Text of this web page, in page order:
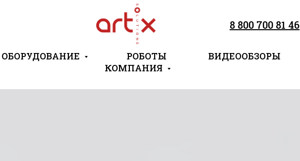
8 800 700 81 46
ОБОРУДОВАНИЕ РОБОТЫ ВИДЕООБЗОРЫ
КОМПАНИЯ